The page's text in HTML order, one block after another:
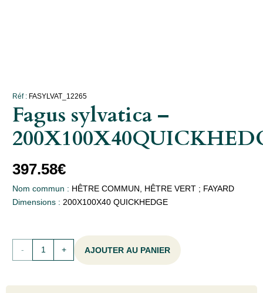
Réf : FASYLVAT_12265
Fagus sylvatica –
397.58€
Nom commun : HÊTRE COMMUN, HÊTRE VERT ; FAYARD
Dimensions : 200X100X40 QUICKHEDGE
quantité AJOUTER AU PANIER